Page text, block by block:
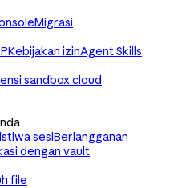
Migrasi
Kebijakan izinAgent Skills
sandbox cloud
sesiBerlangganan
dengan vault
file